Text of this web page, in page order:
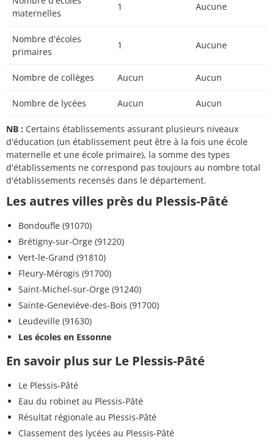
maternelles
1 Aucune
Nombre d'écoles
primaires
1 Aucune
Nombre de collèges Aucun Aucun
Nombre de lycées Aucun Aucun
NB : Certains établissements assurant plusieurs niveaux
d'éducation (un établissement peut être à la fois une école
maternelle et une école primaire), la somme des types
d'établissements ne correspond pas toujours au nombre total
d'établissements recensés dans le département.
Les autres villes près du Plessis-Pâté
Bondoufle (91070)
Brétigny-sur-Orge (91220)
Vert-le-Grand (91810)
Fleury-Mérogis (91700)
Saint-Michel-sur-Orge (91240)
Sainte-Geneviève-des-Bois (91700)
Leudeville (91630)
Les écoles en Essonne
En savoir plus sur Le Plessis-Pâté
Le Plessis-Pâté
Eau du robinet au Plessis-Pâté
Résultat régionale au Plessis-Pâté
Classement des lycées au Plessis-Pâté